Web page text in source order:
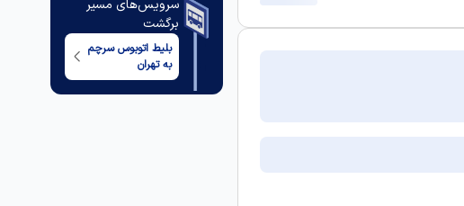
سرویس‌های مسیر
برگشت
بلیط اتوبوسسرچم
بهتهران